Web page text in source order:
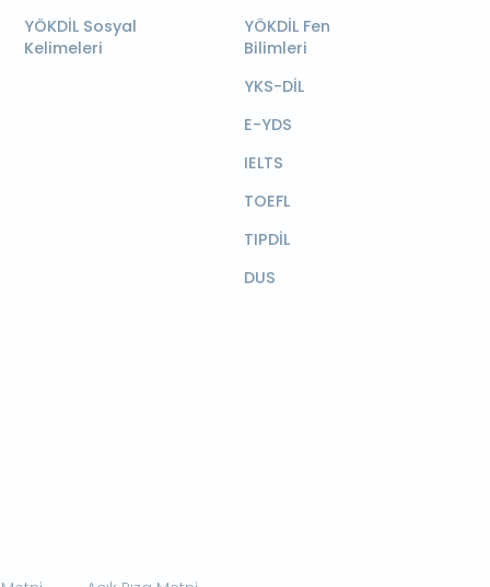
YÖKDİL Sosyal
Kelimeleri
YÖKDİL Fen
Bilimleri
YKS-DİL
E-YDS
IELTS
TOEFL
TIPDİL
DUS